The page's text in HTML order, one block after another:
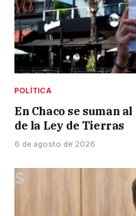
POLÍTICA
En Chaco se suman
de la Ley de Tierras
6 de agosto de 2026